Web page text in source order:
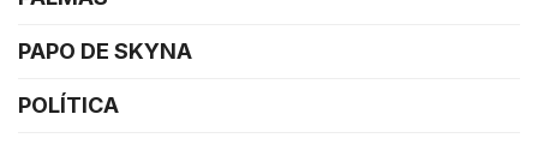
PAPO DE SKYNA
POLÍTICA